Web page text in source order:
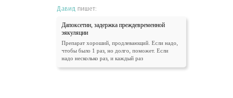
Давид пишет:
Дапоксетин, задержка преждевременной
эякуляции
Препарат хороший, продлевающий. Если надо,
чтобы было 1 раз, но долго, поможет. Если
надо несколько раз, и каждый раз